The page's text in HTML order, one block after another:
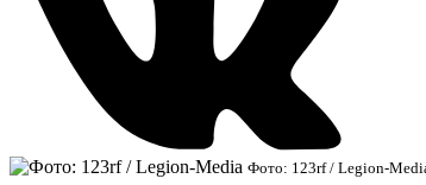
Фото: 123rf / Legion-